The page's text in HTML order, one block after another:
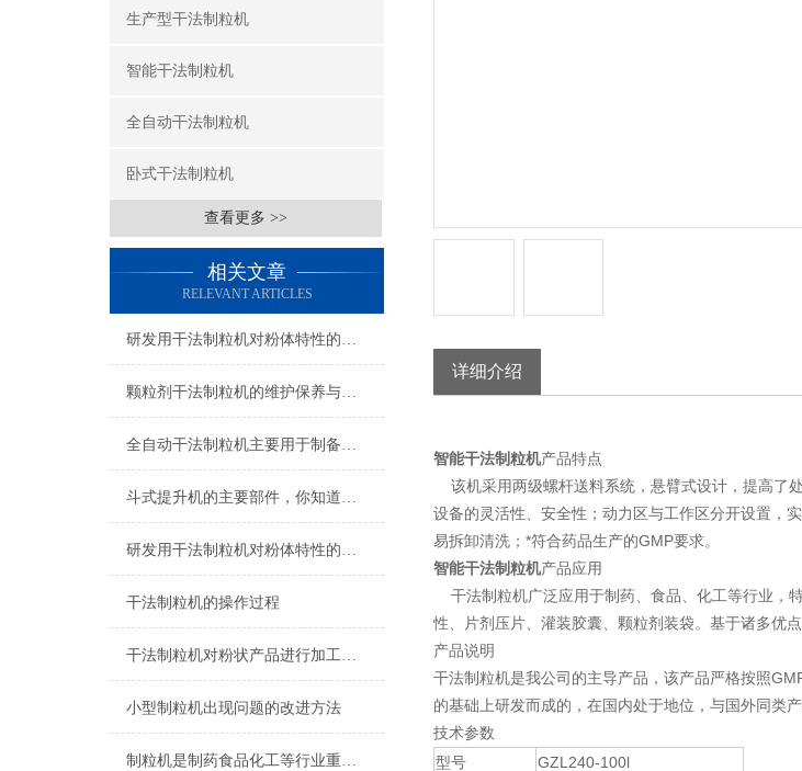
生产型干法制粒机
智能干法制粒机
全自动干法制粒机
卧式干法制粒机
查看更多 >>
相关文章
RELEVANT ARTICLES
研发用干法制粒机对粉体特性的影响解析
颗粒剂干法制粒机的维护保养与清洁消毒方法
全自动干法制粒机主要用于制备各种干颗粒药品
斗式提升机的主要部件，你知道几个？
研发用干法制粒机对粉体特性的影响
干法制粒机的操作过程
干法制粒机对粉状产品进行加工的意义
小型制粒机出现问题的改进方法
制粒机是制药食品化工等行业重要的加工设备
详细介绍
智能干法制粒机产品特点
该机采用两级螺杆送料系统，悬臂式设计，提高了
设备的灵活性、安全性；动力区与工作区分开设置，
易拆卸清洗；*符合药品生产的GMP要求。
智能干法制粒机产品应用
干法制粒机广泛应用于制药、食品、化工等行业，
性、片剂压片、灌装胶囊、颗粒剂装袋。基于诸多优点
产品说明
干法制粒机是我公司的主导产品，该产品严格按照
的基础上研发而成的，在国内处于地位，与国外同类
技术参数
型号
GZL240-100l